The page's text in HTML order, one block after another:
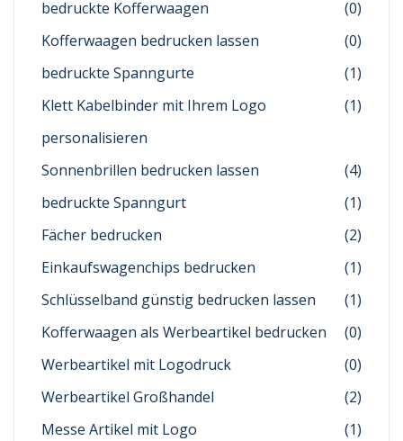
bedruckte Kofferwaagen
(0)
Kofferwaagen bedrucken lassen
(0)
bedruckte Spanngurte
(1)
Klett Kabelbinder mit Ihrem Logo
personalisieren
(1)
Sonnenbrillen bedrucken lassen
(4)
bedruckte Spanngurt
(1)
Fächer bedrucken
(2)
Einkaufswagenchips bedrucken
(1)
Schlüsselband günstig bedrucken lassen
(1)
Kofferwaagen als Werbeartikel bedrucken
(0)
Werbeartikel mit Logodruck
(0)
Werbeartikel Großhandel
(2)
Messe Artikel mit Logo
(1)